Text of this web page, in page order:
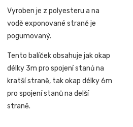
Vyroben je z polyesteru a na
vodě exponované straně je
pogumovaný.
Tento balíček obsahuje jak okap
délky 3m pro spojení stanů na
kratší straně, tak okap délky 6m
pro spojení stanů na delší
straně.